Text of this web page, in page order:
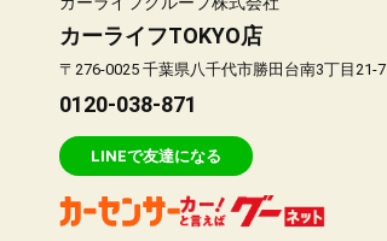
カーライフTOKYO店
〒276-0025 千葉県八千代市勝田台南3丁目21-7
0120-038-871
LINEで友達になる